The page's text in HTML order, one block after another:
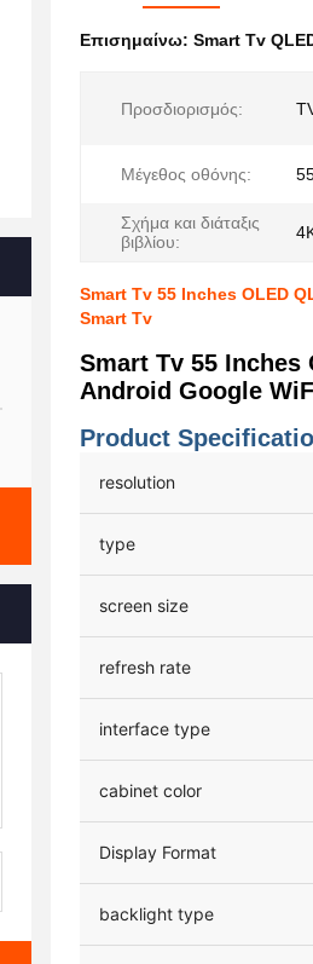
Επισημαίνω: Smart Tv
Προσδιορισμός:
Μέγεθος οθόνης:
Σχήμα και διάταξις
βιβλίου:
Smart Tv 55 Inches OLED
Smart Tv
Smart Tv 55 Inches
Android Google
Product
resolution
type
screen size
refresh rate
interface type
cabinet color
Display Format
backlight type